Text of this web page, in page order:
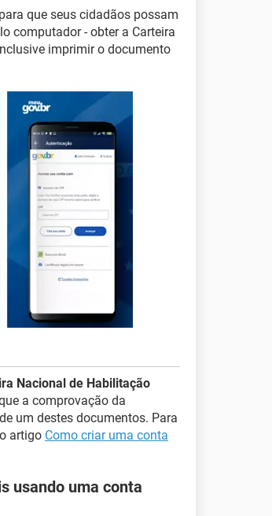
que seus cidadãos possam
computador - obter a Carteira
imprimir o documento
Nacional de Habilitação
a comprovação da
um destes documentos. Para
artigo Como criar uma conta
usando uma conta